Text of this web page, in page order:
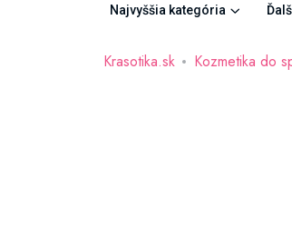
Najvyššia kategória
Krasotika.sk Kozmetika do